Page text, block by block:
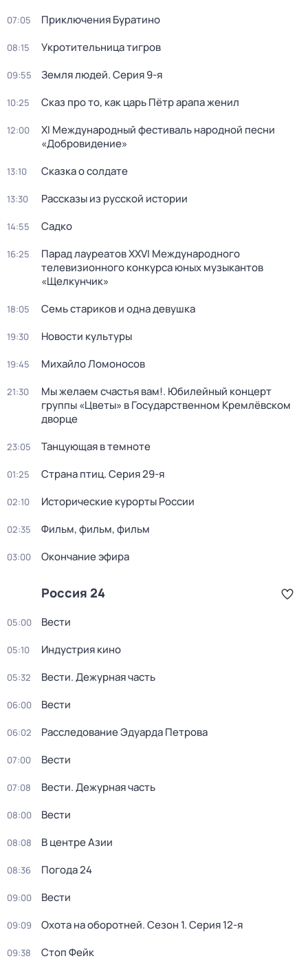
07:05 Приключения Буратино
08:15 Укротительница тигров
09:55 Земля людей. Серия 9-я
10:25 Сказ про то, как царь Пётр арапа женил
12:00
XI Международный фестиваль народной песни
«Добровидение»
13:10 Сказка о солдате
13:30 Рассказы из русской истории
14:55 Садко
16:25
Парад лауреатов XXVI Международного
телевизионного конкурса юных музыкантов
«Щелкунчик»
18:05 Семь стариков и одна девушка
19:30 Новости культуры
19:45 Михайло Ломоносов
21:30
Мы желаем счастья вам!. Юбилейный концерт
группы «Цветы» в Государственном Кремлёвском
дворце
23:05 Танцующая в темноте
01:25 Страна птиц. Серия 29-я
02:10 Исторические курорты России
02:35 Фильм, фильм, фильм
03:00 Окончание эфира
Россия 24
05:00 Вести
05:10 Индустрия кино
05:32 Вести. Дежурная часть
06:00 Вести
06:02 Расследование Эдуарда Петрова
07:00 Вести
07:08 Вести. Дежурная часть
08:00 Вести
08:08 В центре Азии
08:36 Погода 24
09:00 Вести
09:09 Охота на оборотней. Сезон 1. Серия 12-я
09:38 Стоп Фейк